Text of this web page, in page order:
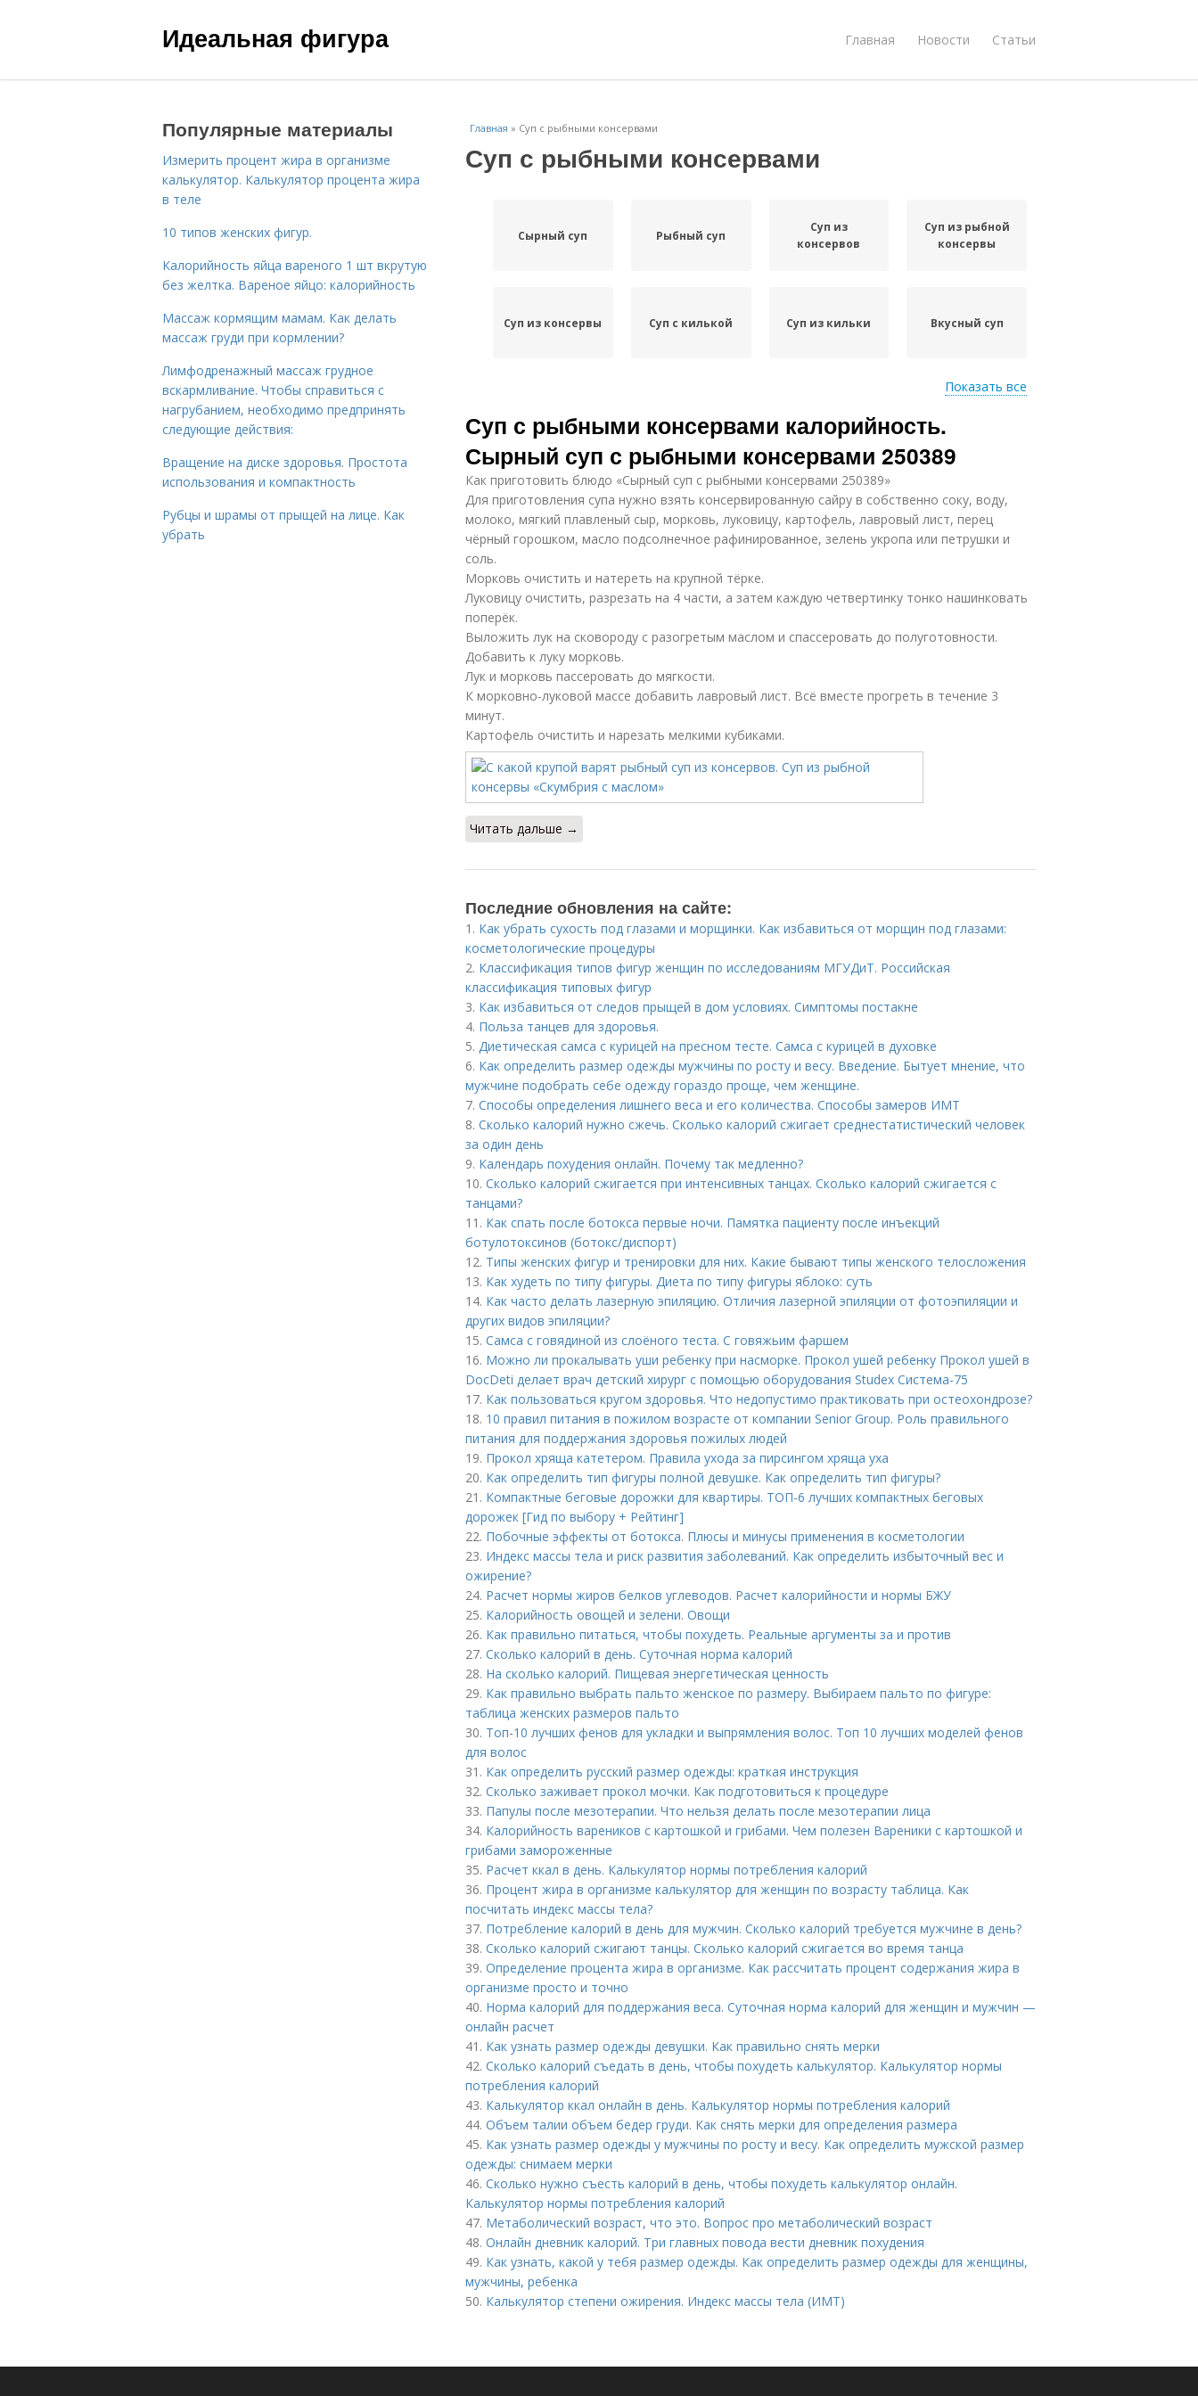
Идеальная фигура Главная Новости Статьи
Главная » Суп с рыбными консервами
Суп с рыбными консервами
Сырный суп Рыбный суп
Суп из
консервов
Суп из рыбной
консервы
Суп из консервы Суп с килькой Суп из кильки Вкусный суп
Показать все
Суп с рыбными консервами калорийность.
Сырный суп с рыбными консервами 250389
Как приготовить блюдо «Сырный суп с рыбными консервами 250389»
Для приготовления супа нужно взять консервированную сайру в собственно соку, воду,
молоко, мягкий плавленый сыр, морковь, луковицу, картофель, лавровый лист, перец
чёрный горошком, масло подсолнечное рафинированное, зелень укропа или петрушки и
соль.
Морковь очистить и натереть на крупной тёрке.
Луковицу очистить, разрезать на 4 части, а затем каждую четвертинку тонко нашинковать
поперёк.
Выложить лук на сковороду с разогретым маслом и спассеровать до полуготовности.
Добавить к луку морковь.
Лук и морковь пассеровать до мягкости.
К морковно-луковой массе добавить лавровый лист. Всё вместе прогреть в течение 3
минут.
Картофель очистить и нарезать мелкими кубиками.
Читать дальше →
Последние обновления на сайте:
1. Как убрать сухость под глазами и морщинки. Как избавиться от морщин под глазами:
косметологические процедуры
2. Классификация типов фигур женщин по исследованиям МГУДиТ. Российская
классификация типовых фигур
3. Как избавиться от следов прыщей в дом условиях. Симптомы постакне
4. Польза танцев для здоровья.
5. Диетическая самса с курицей на пресном тесте. Самса с курицей в духовке
6. Как определить размер одежды мужчины по росту и весу. Введение. Бытует мнение, что
мужчине подобрать себе одежду гораздо проще, чем женщине.
7. Способы определения лишнего веса и его количества. Способы замеров ИМТ
8. Сколько калорий нужно сжечь. Сколько калорий сжигает среднестатистический человек
за один день
9. Календарь похудения онлайн. Почему так медленно?
10. Сколько калорий сжигается при интенсивных танцах. Сколько калорий сжигается с
танцами?
11. Как спать после ботокса первые ночи. Памятка пациенту после инъекций
ботулотоксинов (ботокс/диспорт)
12. Типы женских фигур и тренировки для них. Какие бывают типы женского телосложения
13. Как худеть по типу фигуры. Диета по типу фигуры яблоко: суть
14. Как часто делать лазерную эпиляцию. Отличия лазерной эпиляции от фотоэпиляции и
других видов эпиляции?
15. Самса с говядиной из слоёного теста. С говяжьим фаршем
16. Можно ли прокалывать уши ребенку при насморке. Прокол ушей ребенку Прокол ушей в
DocDeti делает врач детский хирург с помощью оборудования Studex Система-75
17. Как пользоваться кругом здоровья. Что недопустимо практиковать при остеохондрозе?
18. 10 правил питания в пожилом возрасте от компании Senior Group. Роль правильного
питания для поддержания здоровья пожилых людей
19. Прокол хряща катетером. Правила ухода за пирсингом хряща уха
20. Как определить тип фигуры полной девушке. Как определить тип фигуры?
21. Компактные беговые дорожки для квартиры. ТОП-6 лучших компактных беговых
дорожек [Гид по выбору + Рейтинг]
22. Побочные эффекты от ботокса. Плюсы и минусы применения в косметологии
23. Индекс массы тела и риск развития заболеваний. Как определить избыточный вес и
ожирение?
24. Расчет нормы жиров белков углеводов. Расчет калорийности и нормы БЖУ
25. Калорийность овощей и зелени. Овощи
26. Как правильно питаться, чтобы похудеть. Реальные аргументы за и против
27. Сколько калорий в день. Суточная норма калорий
28. На сколько калорий. Пищевая энергетическая ценность
29. Как правильно выбрать пальто женское по размеру. Выбираем пальто по фигуре:
таблица женских размеров пальто
30. Топ-10 лучших фенов для укладки и выпрямления волос. Топ 10 лучших моделей фенов
для волос
31. Как определить русский размер одежды: краткая инструкция
32. Сколько заживает прокол мочки. Как подготовиться к процедуре
33. Папулы после мезотерапии. Что нельзя делать после мезотерапии лица
34. Калорийность вареников с картошкой и грибами. Чем полезен Вареники с картошкой и
грибами замороженные
35. Расчет ккал в день. Калькулятор нормы потребления калорий
36. Процент жира в организме калькулятор для женщин по возрасту таблица. Как
посчитать индекс массы тела?
37. Потребление калорий в день для мужчин. Сколько калорий требуется мужчине в день?
38. Сколько калорий сжигают танцы. Сколько калорий сжигается во время танца
39. Определение процента жира в организме. Как рассчитать процент содержания жира в
организме просто и точно
40. Норма калорий для поддержания веса. Суточная норма калорий для женщин и мужчин —
онлайн расчет
41. Как узнать размер одежды девушки. Как правильно снять мерки
42. Сколько калорий съедать в день, чтобы похудеть калькулятор. Калькулятор нормы
потребления калорий
43. Калькулятор ккал онлайн в день. Калькулятор нормы потребления калорий
44. Объем талии объем бедер груди. Как снять мерки для определения размера
45. Как узнать размер одежды у мужчины по росту и весу. Как определить мужской размер
одежды: снимаем мерки
46. Сколько нужно съесть калорий в день, чтобы похудеть калькулятор онлайн.
Калькулятор нормы потребления калорий
47. Метаболический возраст, что это. Вопрос про метаболический возраст
48. Онлайн дневник калорий. Три главных повода вести дневник похудения
49. Как узнать, какой у тебя размер одежды. Как определить размер одежды для женщины,
мужчины, ребенка
50. Калькулятор степени ожирения. Индекс массы тела (ИМТ)
Популярные материалы
Измерить процент жира в организме
калькулятор. Калькулятор процента жира
в теле
10 типов женских фигур.
Калорийность яйца вареного 1 шт вкрутую
без желтка. Вареное яйцо: калорийность
Массаж кормящим мамам. Как делать
массаж груди при кормлении?
Лимфодренажный массаж грудное
вскармливание. Чтобы справиться с
нагрубанием, необходимо предпринять
следующие действия:
Вращение на диске здоровья. Простота
использования и компактность
Рубцы и шрамы от прыщей на лице. Как
убрать